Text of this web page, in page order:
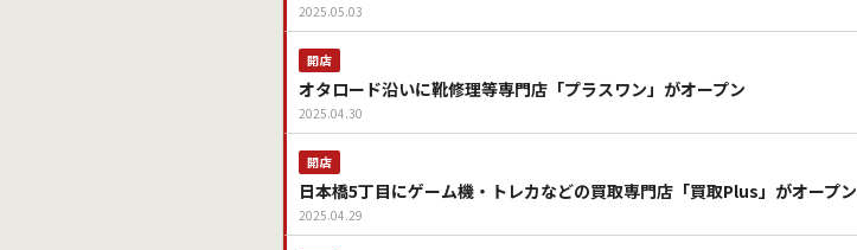
2025.05.03
開店
オタロード沿いに靴修理等専門店「プラスワン」がオープン
2025.04.30
開店
日本橋5丁目にゲーム機・トレカなどの買取専門店「買取Plus」がオープン
2025.04.29